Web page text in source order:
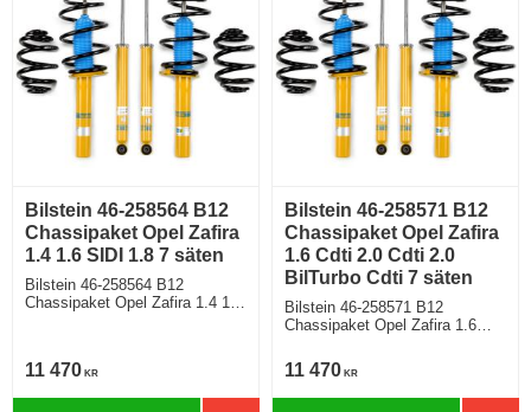
Bilstein 46-258564 B12
Chassipaket Opel Zafira
1.4 1.6 SIDI 1.8 7 säten
Bilstein 46-258564 B12
Chassipaket Opel Zafira 1.4 1.6
11 470 KR
Bilstein 46-258571 B12
Chassipaket Opel Zafira
1.6 Cdti 2.0 Cdti 2.0
BilTurbo Cdti 7 säten
Bilstein 46-258571 B12
Chassipaket Opel Zafira 1.6
säten Bensin Diesel
Fram/Bakaxelvikt 1250 / 1251
Från årsmodell 10 2011
11 470 KR